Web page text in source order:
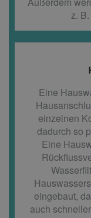
z.
Eine
einzelnen
dadurch so
Eine
eingebaut,
auch